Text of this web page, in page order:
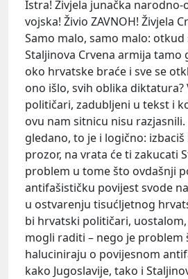
Istra! Živjela junačka narodno-
vojska! Živio ZAVNOH! Živjela
Samo malo, samo malo: otkud
Staljinova Crvena armija tamo
oko hrvatske braće i sve se
ono išlo, svih oblika diktatura?
političari, zadubljeni u tekst i
ovu nam sitnicu nisu razjasnili.
gledano, to je i logično: izbaciš
prozor, na vrata će ti zakucati
problem u tome što ovdašnji
antifašističku povijest svode
u ostvarenju tisućljetnog
bi hrvatski političari,
mogli raditi – nego je
haluciniraju o povijesnom
kako Jugoslavije, tako i